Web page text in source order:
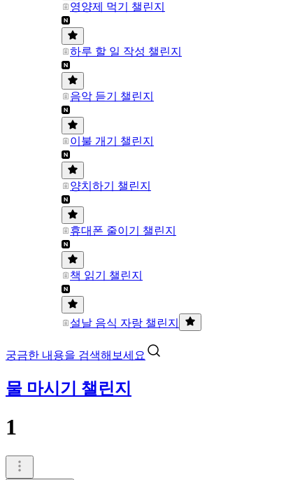
영양제 먹기 챌린지
하루 할 일 작성 챌린지
음악 듣기 챌린지
이불 개기 챌린지
양치하기 챌린지
휴대폰 줄이기 챌린지
책 읽기 챌린지
설날 음식 자랑 챌린지
궁금한 내용을 검색해보세요
물 마시기 챌린지
1